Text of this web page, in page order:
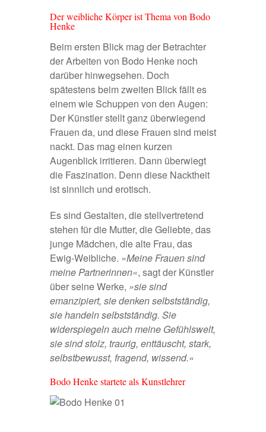
Der weibliche Körper ist Thema von Bodo
Henke
Beim ersten Blick mag der Betrachter
der Arbeiten von Bodo Henke noch
darüber hinwegsehen. Doch
spätestens beim zweiten Blick fällt es
einem wie Schuppen von den Augen:
Der Künstler stellt ganz überwiegend
Frauen da, und diese Frauen sind meist
nackt. Das mag einen kurzen
Augenblick irritieren. Dann überwiegt
die Faszination. Denn diese Nacktheit
ist sinnlich und erotisch.
Es sind Gestalten, die stellvertretend
stehen für die Mutter, die Geliebte, das
junge Mädchen, die alte Frau, das
Ewig-Weibliche. »Meine Frauen sind
meine Partnerinnen«, sagt der Künstler
über seine Werke, »sie sind
emanzipiert, sie denken selbstständig,
sie handeln selbstständig. Sie
widerspiegeln auch meine Gefühlswelt,
sie sind stolz, traurig, enttäuscht, stark,
selbstbewusst, fragend, wissend.«
Bodo Henke startete als Kunstlehrer